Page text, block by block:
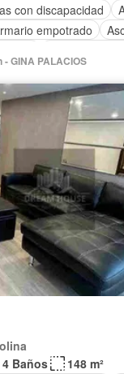
con discapacidad
empotrado
Garita de
Sauna Seguridad
Completamente
GINA PALACIOS
4 Baños
148 m²